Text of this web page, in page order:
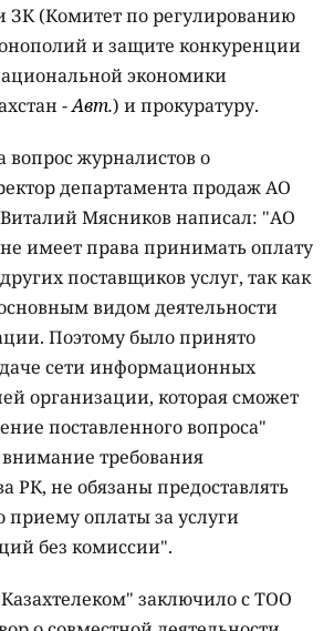
ЗК (Комитет по регулированию
и защите конкуренции
экономики
-Авт.) и прокуратуру.
вопрос журналистов о
департамента продаж АО
Мясников написал: "АО
имеет права принимать оплату
поставщиков услуг, так как
видом деятельности
Поэтому было принято
сети информационных
организации, которая сможет
поставленного вопроса"
требования
РК, не обязаны предоставлять
приему оплаты за услуги
без комиссии".
заключило с ТОО